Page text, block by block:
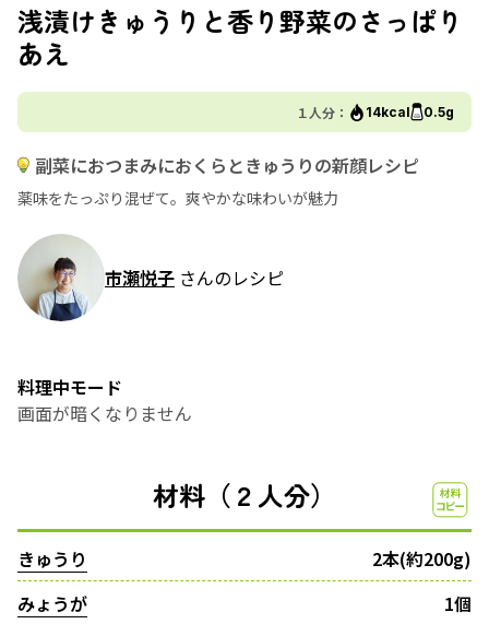
浅漬けきゅうりと香り野菜のさっぱり
あえ
１人分： 14kcal 0.5g
副菜におつまみにおくらときゅうりの新顔レシピ
薬味をたっぷり混ぜて。爽やかな味わいが魅力
市瀬悦子 さんのレシピ
料理中モード
画面が暗くなりません
材料（２人分）
きゅうり
2本(約200g)
みょうが
1個